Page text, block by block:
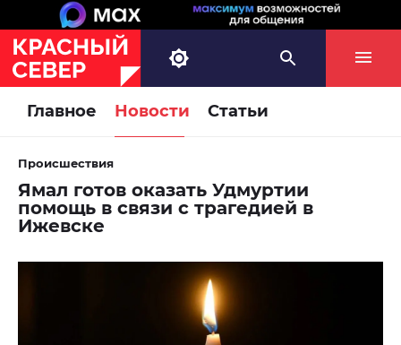
Главное Новости Статьи
Происшествия
Ямал готов оказать Удмуртии
помощь в связи с трагедией в
Ижевске